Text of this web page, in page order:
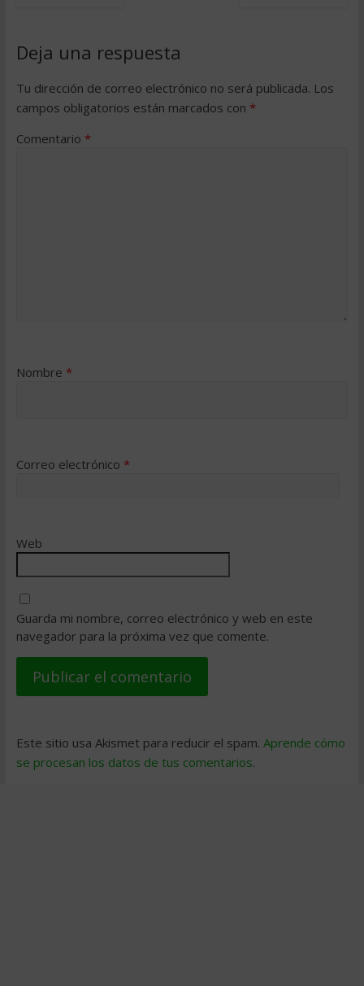
Deja una respuesta
Tu dirección de correo electrónico no será publicada. Los
campos obligatorios están marcados con *
Comentario *
Nombre *
Correo electrónico *
Web
Guarda mi nombre, correo electrónico y web en este
navegador para la próxima vez que comente.
Este sitio usa Akismet para reducir el spam. Aprende cómo
se procesan los datos de tus comentarios.